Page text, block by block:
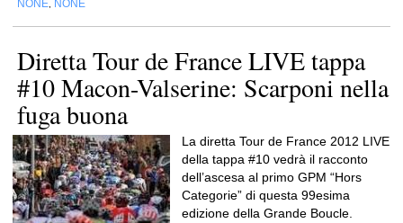
NONE NONE
Diretta Tour de France LIVE tappa
#10 Macon-Valserine: Scarponi nella
fuga buona
La diretta Tour de France 2012 LIVE
della tappa #10 vedrà il racconto
dell’ascesa al primo GPM “Hors
Categorie” di questa 99esima
edizione della Grande Boucle.